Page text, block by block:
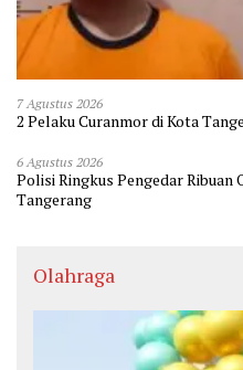
7 Agustus 2026
2 Pelaku Curanmor di Kota
6 Agustus 2026
Polisi Ringkus Pengedar Ribuan
Tangerang
Olahraga